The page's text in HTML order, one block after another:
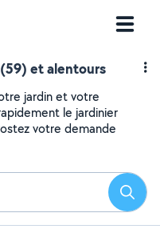
et alentours
jardin et votre
le jardinier
votre demande